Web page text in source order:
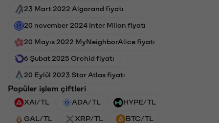
23 Mart 2022 Algorand fiyatı
20 november 2024 Inter Milan fiyatı
20 Mayıs 2022 MyNeighborAlice fiyatı
6 Şubat 2025 Orchid fiyatı
20 Eylül 2023 Star Atlas fiyatı
Popüler işlem çiftleri
XAI/TL ADA/TL HYPE/TL
GAL/TL XRP/TL BTC/TL